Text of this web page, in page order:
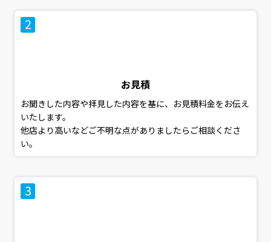
お見積
お聞きした内容や拝見した内容を基に、お見積料金をお伝え
いたします。
他店より高いなどご不明な点がありましたらご相談くださ
い。